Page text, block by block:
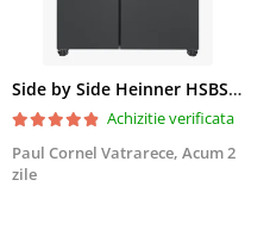
Side by Side Heinner HSBS-HM439NFINVDGWDE++, Total No Frost, Compresor Inverter, Dozator Apa, Display Touch LED, 439 L, Clasa E, Gri Antracit Texturat
Achizitie verificata
Paul Cornel Vatrarece, Acum 2
zile